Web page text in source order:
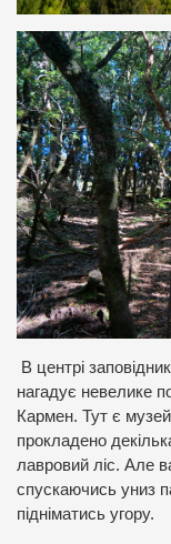
В центрі
нагадує невелике
Кармен. Тут є
прокладено
лавровий ліс. Але
спускаючись униз
підніматись угору.